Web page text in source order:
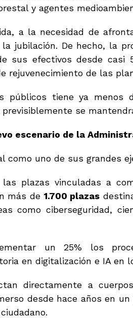
y agentes
a la necesidad de
jubilación. De hecho, la
sus efectivos desde casi
rejuvenecimiento de las
públicos tiene ya menos
se
escenario de la
como uno de sus grandes
plazas vinculadas a
más de 1.700 plazas
como ciberseguridad,
un 25% los
en digitalización e IA en
directamente a
desde hace años en